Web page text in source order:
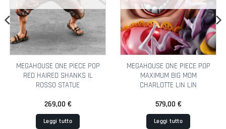
MEGAHOUSE ONE PIECE POP
RED HAIRED SHANKS IL
ROSSO STATUE
269,00 €
Leggi tutto
MEGAHOUSE ONE PIECE POP
MAXIMUM BIG MOM
CHARLOTTE LIN LIN
579,00 €
Leggi tutto